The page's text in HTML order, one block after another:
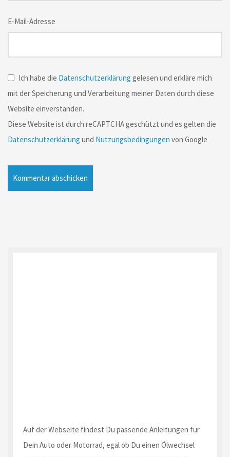
E-Mail-Adresse
Ich habe die Datenschutzerklärung gelesen und erkläre mich
mit der Speicherung und Verarbeitung meiner Daten durch diese
Website einverstanden.
Diese Website ist durch reCAPTCHA geschützt und es gelten die
Datenschutzerklärung und Nutzungsbedingungen von Google
Auf der Webseite findest Du passende Anleitungen für
Dein Auto oder Motorrad, egal ob Du einen Ölwechsel